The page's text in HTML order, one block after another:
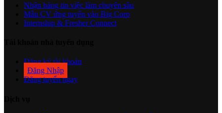
Nhận bảng tin việc làm chuyên sâu
Mẫu CV ứng tuyển vào Big Corp
Internship & Fresher Connect
Đăng ký tài khoản
Đăng Nhập
Đăng tuyển ngay